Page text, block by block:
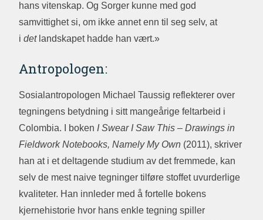
hans vitenskap. Og Sorger kunne med god
samvittighet si, om ikke annet enn til seg selv, at
i detlandskapet hadde han vært.»
Antropologen:
Sosialantropologen Michael Taussig reflekterer over
tegningens betydning i sitt mangeårige feltarbeid i
Colombia. I boken I Swear I Saw This – Drawings in
Fieldwork Notebooks, Namely My Own (2011), skriver
han at i et deltagende studium av det fremmede, kan
selv de mest naive tegninger tilføre stoffet uvurderlige
kvaliteter. Han innleder med å fortelle bokens
kjernehistorie hvor hans enkle tegning spiller